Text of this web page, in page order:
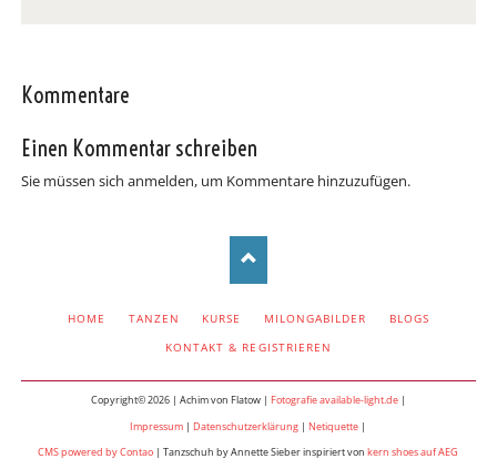
Kommentare
Einen Kommentar schreiben
Sie müssen sich anmelden, um Kommentare hinzuzufügen.
HOME TANZEN KURSE MILONGABILDER
BLOGS
KONTAKT & REGISTRIEREN
Copyright© 2026 | Achim von Flatow | Fotografie available-light.de|
Impressum |Datenschutzerklärung |Netiquette |
CMS powered by Contao | Tanzschuh by Annette Sieber inspiriert vonkern shoes auf AEG